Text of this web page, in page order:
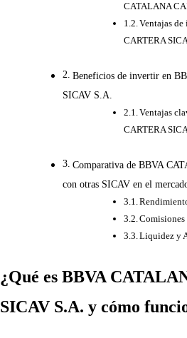
CATALANA
Ventajas
CARTERA
Beneficios de invertir en
SICAV S.A.
Ventajas
CARTERA
Comparativa de BBVA
con otras SICAV en el
Comisiones
Liquidez y
¿Qué es BBVA
SICAV S.A. y cómo